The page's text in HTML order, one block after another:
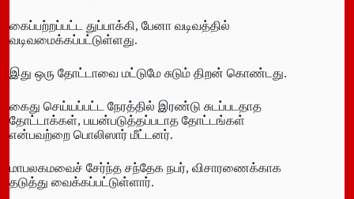
கைப்பற்றப்பட்ட துப்பாக்கி, பேனா வடிவத்தில்
வடிவமைக்கப்பட்டுள்ளது.
இது ஒரு தோட்டாவை மட்டுமே சுடும் திறன் கொண்டது.
கைது செய்யப்பட்ட நேரத்தில் இரண்டு சுடப்படதாத
தோட்டாக்கள், பயன்படுத்தப்படாத தோட்டங்கள்
என்பவற்றை பொலிஸார் மீட்டனர்.
மாபலகமவைச் சேர்ந்த சந்தேக நபர், விசாரணைக்காக
தடுத்து வைக்கப்பட்டுள்ளார்.